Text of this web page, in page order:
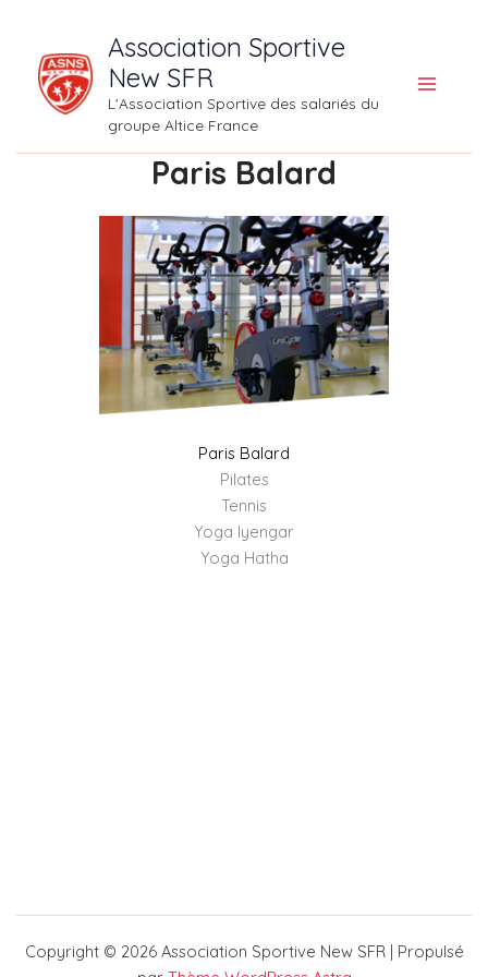
contenu
Association Sportive
New SFR
L'Association Sportive des salariés du
groupe Altice France
Paris Balard
Paris Balard
Pilates
Tennis
Yoga Iyengar
Yoga Hatha
Copyright © 2026 Association Sportive New SFR | Propulsé